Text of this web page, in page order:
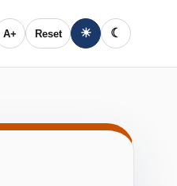
A+ Reset ☀ ☾